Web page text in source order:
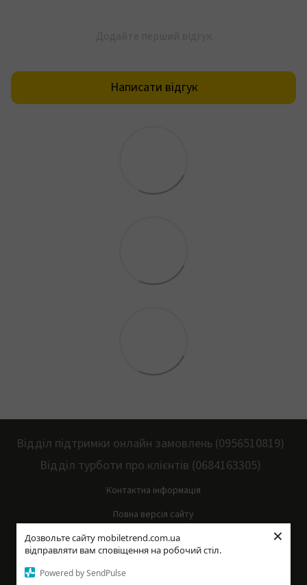
Дозвольте сайту mobiletrend.com.ua
відправляти вам сповіщення на робочий стіл.
Powered by SendPulse
×
Написати відгук
Відділ підтримки онлайн замовлень (0956510819)
Відділ турботи про клієнтів (0684163305)
Контактна інформація
Повна версія сайту
Мапа сайту